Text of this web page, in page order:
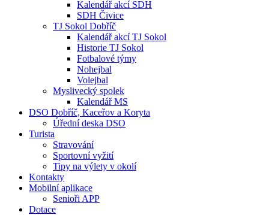
Kalendář akcí SDH
SDH Čivice
TJ Sokol Dobříč
Kalendář akcí TJ Sokol
Historie TJ Sokol
Fotbalové týmy
Nohejbal
Volejbal
Myslivecký spolek
Kalendář MS
DSO Dobříč, Kaceřov a Koryta
Úřední deska DSO
Turista
Stravování
Sportovní vyžití
Tipy na výlety v okolí
Kontakty
Mobilní aplikace
Senioři APP
Dotace